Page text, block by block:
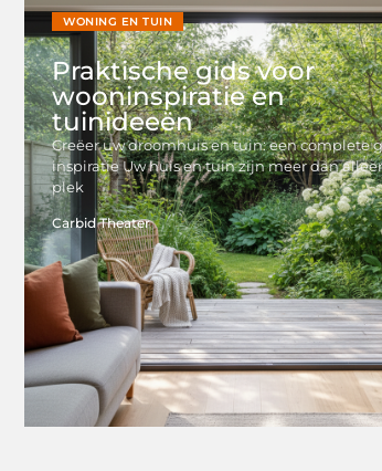
WONING EN TUIN
Praktische gids voor
wooninspiratie en
tuinideeën
Creëer uw droomhuis en tuin: een complete
inspiratie Uw huis en tuin zijn meer dan
plek
Carbid Theater